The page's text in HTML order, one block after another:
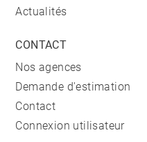
Actualités
CONTACT
Nos agences
Demande d'estimation
Contact
Connexion utilisateur